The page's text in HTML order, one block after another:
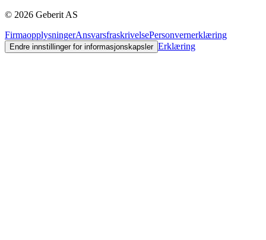
© 2026 Geberit AS
FirmaopplysningerAnsvarsfraskrivelsePersonvernerklæring
Endre innstillinger for informasjonskapsler Erklæring